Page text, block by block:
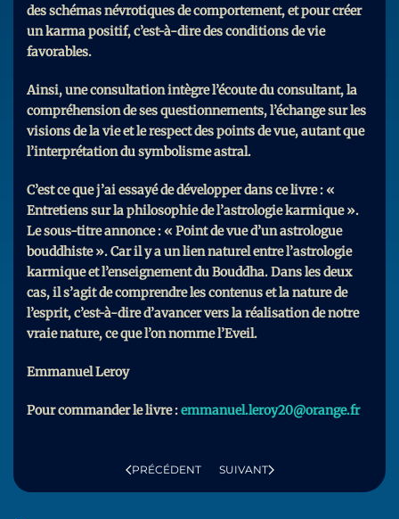
des schémas névrotiques de comportement, et pour créer
un karma positif, c’est-à-dire des conditions de vie
favorables.
Ainsi, une consultation intègre l’écoute du consultant, la
compréhension de ses questionnements, l’échange sur les
visions de la vie et le respect des points de vue, autant que
l’interprétation du symbolisme astral.
C’est ce que j’ai essayé de développer dans ce livre : «
Entretiens sur la philosophie de l’astrologie karmique ».
Le sous-titre annonce : « Point de vue d’un astrologue
bouddhiste ». Car il y a un lien naturel entre l’astrologie
karmique et l’enseignement du Bouddha. Dans les deux
cas, il s’agit de comprendre les contenus et la nature de
l’esprit, c’est-à-dire d’avancer vers la réalisation de notre
vraie nature, ce que l’on nomme l’Eveil.
Emmanuel Leroy
Pour commander le livre :emmanuel.leroy20@orange.fr
PRÉCÉDENT SUIVANT